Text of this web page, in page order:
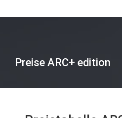
Preise ARC+ edition